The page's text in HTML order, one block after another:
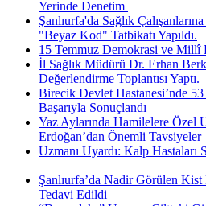
Yerinde Denetim ​
Şanlıurfa'da Sağlık
"Beyaz Kod" Tatbikatı Yapıldı.
15 Temmuz Demokrasi ve Millî
İl Sağlık Müdürü Dr. Erhan
Değerlendirme Toplantısı Yaptı.
Birecik Devlet Hastanesi’nde
Başarıyla Sonuçlandı
Yaz Aylarında Hamilelere Özel
Erdoğan’dan Önemli Tavsiyeler
Uzmanı Uyardı: Kalp Hastaları
Şanlıurfa’da Nadir Görülen Kist
Tedavi Edildi